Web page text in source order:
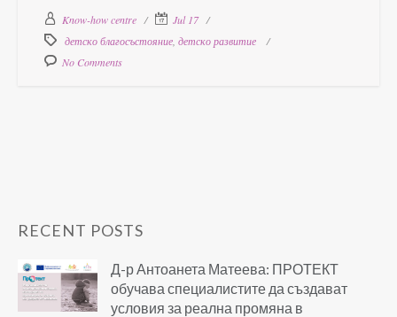
Know-how centre
Jul 17
детско благосъстояние детско развитие
No Comments
RECENT POSTS
Д-р Антоанета Матеева: ПРОТЕКТ
обучава специалистите да създават
условия за реална промяна в